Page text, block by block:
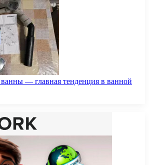
— главная тенденция в ванной